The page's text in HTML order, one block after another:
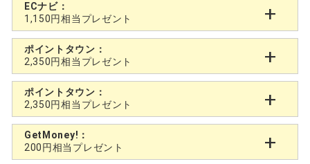
ECナビ：
1,150円相当プレゼント
ポイントタウン：
2,350円相当プレゼント
ポイントタウン：
2,350円相当プレゼント
GetMoney!：
200円相当プレゼント